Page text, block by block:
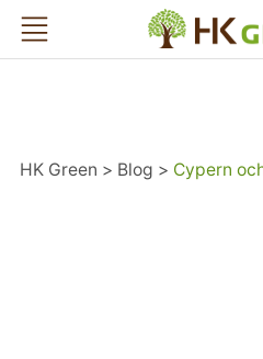
HK Green
HK Green Blog Cypern